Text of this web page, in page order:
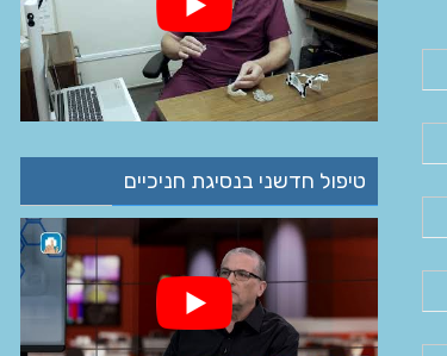
טיפול חדשני בנסיגת חניכיים